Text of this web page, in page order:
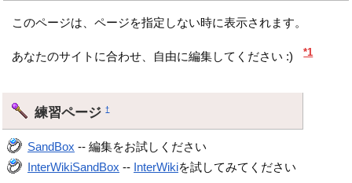
このページは、ページを指定しない時に表示されます。
あなたのサイトに合わせ、自由に編集してください :) *1
練習ページ†
SandBox -- 編集をお試しください
InterWikiSandBox -- InterWikiを試してみてください